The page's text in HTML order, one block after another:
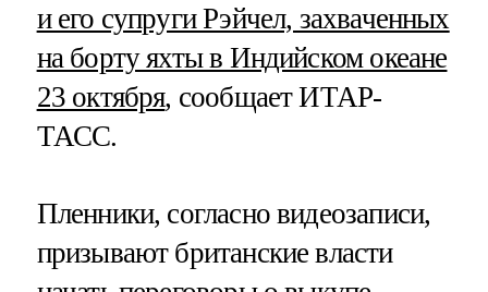
и его супруги Рэйчел, захваченных
на борту яхты в Индийском океане
23 октября, сообщает ИТАР-
ТАСС.
Пленники, согласно видеозаписи,
призывают британские власти